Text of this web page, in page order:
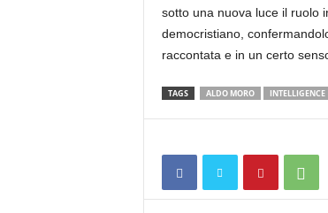
sotto una nuova luce il ruolo
democristiano,
raccontata e in un certo
TAGS ALDO MORO INTELLIGENCE